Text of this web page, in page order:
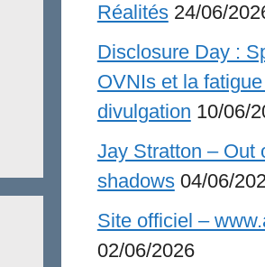
Réalités 24/06/
Disclosure Day :
OVNIs et la
divulgation 10/06/
Jay Stratton – Out
shadows 04/06/
Site officiel –
02/06/2026